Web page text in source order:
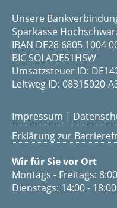
Unsere
Sparkasse
IBAN DE28 6805 1004
BIC SOLADES1HSW
Umsatzsteuer ID:
Leitweg ID: 08315020-
Impressum |
Erklärung zur
Wir für Sie vor Ort
Montags - Freitags:
Dienstags: 14:00 -